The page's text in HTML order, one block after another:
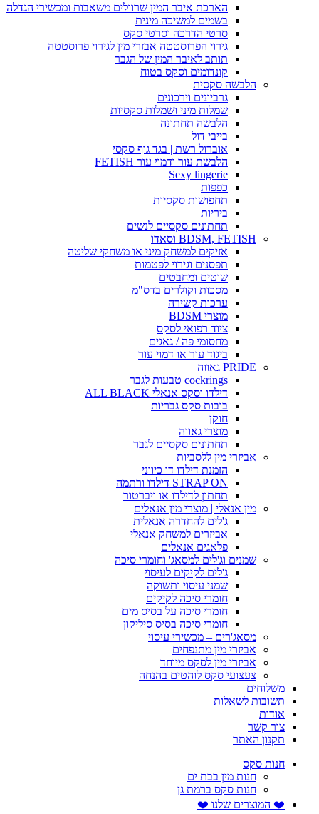
הארכת איבר המין שרוולים משאבות ומכשירי הגדלה
בשמים למשיכה מינית
סרטי הדרכה וסרטי סקס
גירוי הפרוסטטה אבזרי מין לגירוי פרוסטטה
תותב לאיבר המין של הגבר
קונדומים וסקס בטוח
הלבשה סקסית
גרביונים וירכונים
שמלות מיני ושמלות סקסיות
הלבשה תחתונה
בייבי דול
אוברול רשת | בגד גוף סקסי
הלבשת עור ודמוי עור FETISH
Sexy lingerie
כפפות
תחפושות סקסיות
ביריות
תחתונים סקסיים לנשים
BDSM, FETISH וסאדו
אזיקים למשחק מיני או משחקי שליטה
תפסנים וגירוי לפטמות
שוטים ומחבטים
מסכות וקולרים בדס"מ
ערכות קשירה
מוצרי BDSM
ציוד רפואי לסקס
מחסומי פה / גאגים
ביגוד עור או דמוי עור
PRIDE גאווה
cockrings טבעות לגבר
דילדו וסקס אנאלי ALL BLACK
בובות סקס גבריות
חוקן
מוצרי גאווה
תחתונים סקסיים לגבר
אביזרי מין ללסביות
הזמנת דילדו דו כיווני
STRAP ON דילדו ורתמה
תחתון לדילדו או ויברטור
מין אנאלי | מוצרי מין אנאלים
ג'לים להחדרה אנאלית
אביזרים למשחק אנאלי
פלאגים אנאלים
שמנים וג'לים למסאג' וחומרי סיכה
ג'לים לקיקים לעיסוי
שמני עיסוי ותשוקה
חומרי סיכה לקיקים
חומרי סיכה על בסיס מים
חומרי סיכה בסיס סיליקון
מסאג'רים – מכשירי עיסוי
אביזרי מין מתנפחים
אביזרי מין לסקס מיוחד
צעצועי סקס לוהטים בהנחה
משלוחים
תשובות לשאלות
אודות
צור קשר
תקנון האתר
חנות סקס
חנות מין בבת ים
חנות סקס ברמת גן
❤️ המוצרים שלנו ❤️